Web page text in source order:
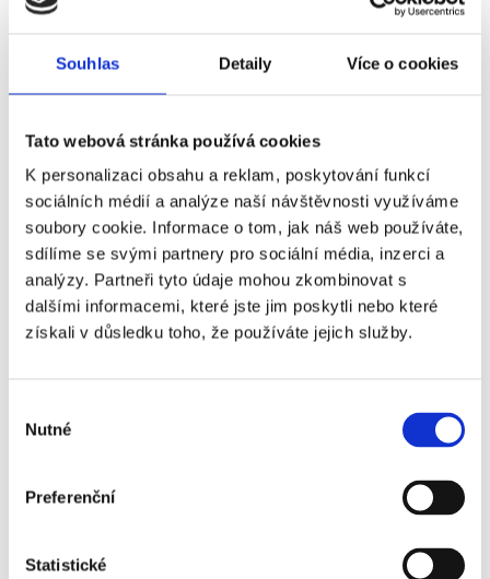
Souhlas Detaily Více o cookies
Tato webová stránka používá cookies
K personalizaci obsahu a reklam, poskytování funkcí
sociálních médií a analýze naší návštěvnosti využíváme
soubory cookie. Informace o tom, jak náš web používáte,
sdílíme se svými partnery pro sociální média, inzerci a
analýzy. Partneři tyto údaje mohou zkombinovat s
dalšími informacemi, které jste jim poskytli nebo které
získali v důsledku toho, že používáte jejich služby.
souhlasu
Nutné
Preferenční
Statistické
Juventus FC -
Atalanta BC - 3.
Juventus FC -
Atalanta BC - 3.
kategorie - sektor
206
Juventus FC -
Atalanta BC - 2.
kategorie
+250 Kč
214
Atalanta BC - 2.
112
+2 180 Kč